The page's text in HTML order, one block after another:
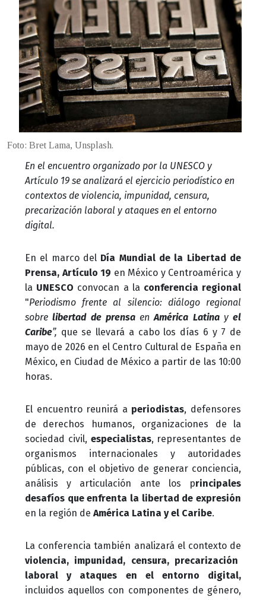
Foto: Bret Lama, Unsplash.
En el encuentro organizado por la UNESCO y
Artículo 19 se analizará el ejercicio periodístico en
contextos de violencia, impunidad, censura,
precarización laboral y ataques en el entorno
digital.
En el marco del Día Mundial de la Libertad de
Prensa, Artículo 19 en México y Centroamérica y
la UNESCO convocan a la conferencia regional
"Periodismo frente al silencio: diálogo regional
sobrelibertad de prensaenAmérica Latinay el
Caribe”, que se llevará a cabo los días 6 y 7 de
mayo de 2026 en el Centro Cultural de España en
México, en Ciudad de México a partir de las 10:00
horas.
El encuentro reunirá a periodistas, defensores
de derechos humanos, organizaciones de la
sociedad civil, especialistas, representantes de
organismos internacionales y autoridades
públicas, con el objetivo de generar conciencia,
análisis y articulación ante los principales
desafíos que enfrenta la libertad de expresión
en la región de América Latina y el Caribe.
La conferencia también analizará el contexto de
violencia, impunidad, censura, precarización
laboral y ataques en el entorno digital,
incluidos aquellos con componentes de género,